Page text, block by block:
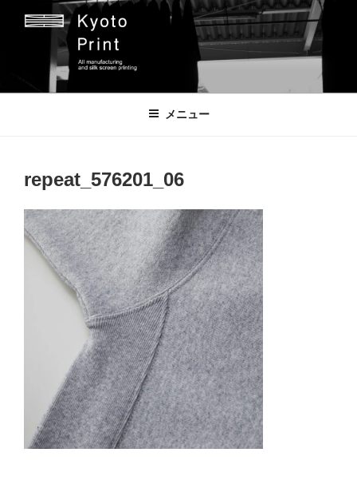
京都プリント
京都市のオリジナルプリント会社
メニュー
repeat_576201_06